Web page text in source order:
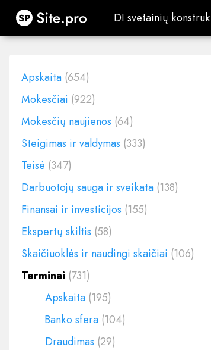
Site.pro DI svetainių
DI svetainių
Apskaita (654)
Mokesčiai (922)
Mokesčių naujienos (64)
Steigimas ir valdymas (333)
Teisė (347)
Darbuotojų sauga ir sveikata (138)
Finansai ir investicijos (155)
Ekspertų skiltis (58)
Skaičiuoklės ir naudingi skaičiai (106)
Terminai (731)
Apskaita (195)
Banko sfera (104)
Draudimas (29)